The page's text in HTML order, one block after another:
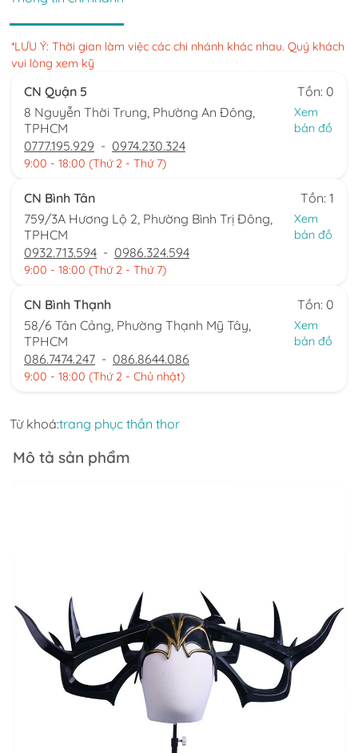
*LƯU Ý: Thời gian làm việc các chi nhánh khác nhau. Quý khách
vui lòng xem kỹ
CN Quận 5
Tồn: 0
8 Nguyễn Thời Trung, Phường An Đông,
TPHCM
Xem
bản đồ
0777.195.929 - 0974.230.324
9:00 - 18:00 (Thứ 2 - Thứ 7)
CN Bình Tân
Tồn: 1
759/3A Hương Lộ 2, Phường Bình Trị Đông,
TPHCM
Xem
bản đồ
0932.713.594 - 0986.324.594
9:00 - 18:00 (Thứ 2 - Thứ 7)
CN Bình Thạnh
Tồn: 0
58/6 Tân Cảng, Phường Thạnh Mỹ Tây,
TPHCM
Xem
bản đồ
086.7474.247 - 086.8644.086
9:00 - 18:00 (Thứ 2 - Chủ nhật)
Từ khoá:trang phục thần thor
Mô tả sản phẩm